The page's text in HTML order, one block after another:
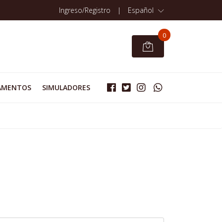
Ingreso/Registro | Español
0
SIMULADORES